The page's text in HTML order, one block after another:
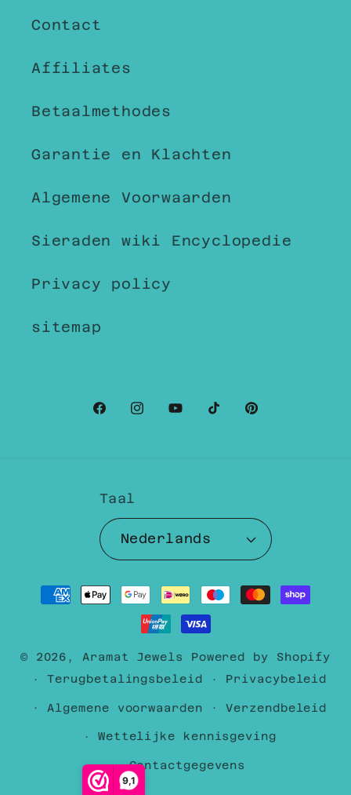
9,1
Contact
Affiliates
Betaalmethodes
Garantie en Klachten
Algemene Voorwaarden
Sieraden wiki Encyclopedie
Privacy policy
sitemap
Facebook
Instagram
YouTubeTikTokPinterest
Taal
Nederlands
Betaalmethoden
© 2026, Aramat Jewels Powered by Shopify
Terugbetalingsbeleid
Privacybeleid
Algemene voorwaarden Verzendbeleid
Wettelijke kennisgeving
Contactgegevens